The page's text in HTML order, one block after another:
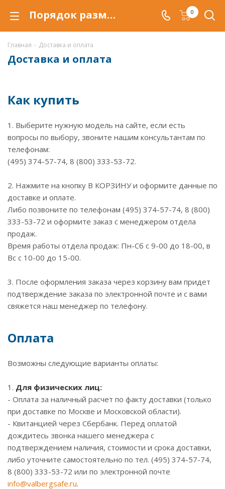
Порядок размещения и оформления заказа, доставка и оплата 0
Главная - Доставка и оплата
Доставка и оплата
Как купить
1. Выберите нужную модель на сайте, если есть
вопросы по выбору, звоните нашим консультантам по
телефонам:
(495) 374-57-74, 8 (800) 333-53-72.
2. Нажмите на кнопку В КОРЗИНУ и оформите данные по
доставке и оплате.
Либо позвоните по телефонам (495) 374-57-74, 8 (800)
333-53-72 и оформите заказ с менеджером отдела
продаж.
Время работы отдела продаж: Пн-Сб с 9-00 до 18-00, в
Вс с 10-00 до 15-00.
3. После оформления заказа через корзину вам придет
подтверждение заказа по электронной почте и с вами
свяжется наш менеджер по телефону.
Оплата
Возможны следующие варианты оплаты:
1. Для физических лиц:
- Оплата за наличный расчет по факту доставки (только
при доставке по Москве и Московской области).
- Квитанцией через Сбербанк. Перед оплатой
дождитесь звонка нашего менеджера с
подтверждением наличия, стоимости и срока доставки,
либо уточните самостоятельно по тел. (495) 374-57-74,
8 (800) 333-53-72 или по электронной почте
info@valbergsafe.ru.